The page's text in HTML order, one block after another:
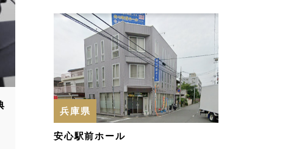
兵庫県
安心駅前ホール